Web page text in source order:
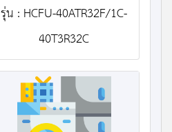
รุ่น : HCFU-40ATR32F/1C-
40T3R32C